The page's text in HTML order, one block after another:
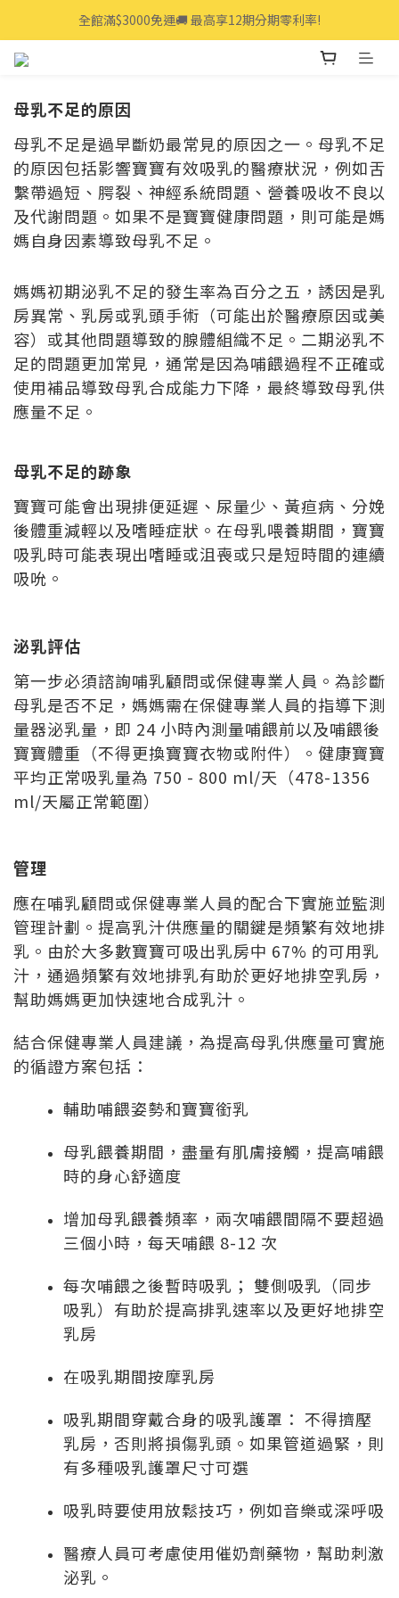
全館滿$3000免運🚚 最高享12期分期零利率!
全館滿$3000免運🚚 最高享12期分期零利率!
全館滿$3000免運🚚 最高享12期分期零利率!
母乳不足的原因
母乳不足是過早斷奶最常見的原因之一。母乳不足
的原因包括影響寶寶有效吸乳的醫療狀況，例如舌
繫帶過短、腭裂、神經系統問題、營養吸收不良以
及代謝問題。如果不是寶寶健康問題，則可能是媽
媽自身因素導致母乳不足。
媽媽初期泌乳不足的發生率為百分之五，誘因是乳
房異常、乳房或乳頭手術（可能出於醫療原因或美
容）或其他問題導致的腺體組織不足。二期泌乳不
足的問題更加常見，通常是因為哺餵過程不正確或
使用補品導致母乳合成能力下降，最終導致母乳供
應量不足。
母乳不足的跡象
寶寶可能會出現排便延遲、尿量少、黃疸病、分娩
後體重減輕以及嗜睡症狀。在母乳喂養期間，寶寶
吸乳時可能表現出嗜睡或沮喪或只是短時間的連續
吸吮。
泌乳評估
第一步必須諮詢哺乳顧問或保健專業人員。為診斷
母乳是否不足，媽媽需在保健專業人員的指導下測
量器泌乳量，即 24 小時內測量哺餵前以及哺餵後
寶寶體重（不得更換寶寶衣物或附件）。健康寶寶
平均正常吸乳量為 750 - 800 ml/天（478-1356
ml/天屬正常範圍）
管理
應在哺乳顧問或保健專業人員的配合下實施並監測
管理計劃。提高乳汁供應量的關鍵是頻繁有效地排
乳。由於大多數寶寶可吸出乳房中 67% 的可用乳
汁，通過頻繁有效地排乳有助於更好地排空乳房，
幫助媽媽更加快速地合成乳汁。
結合保健專業人員建議，為提高母乳供應量可實施
的循證方案包括：
輔助哺餵姿勢和寶寶銜乳
母乳餵養期間，盡量有肌膚接觸，提高哺餵
時的身心舒適度
增加母乳餵養頻率，兩次哺餵間隔不要超過
三個小時，每天哺餵 8-12 次
每次哺餵之後暫時吸乳； 雙側吸乳（同步
吸乳）有助於提高排乳速率以及更好地排空
乳房
在吸乳期間按摩乳房
吸乳期間穿戴合身的吸乳護罩： 不得擠壓
乳房，否則將損傷乳頭。如果管道過緊，則
有多種吸乳護罩尺寸可選
吸乳時要使用放鬆技巧，例如音樂或深呼吸
醫療人員可考慮使用催奶劑藥物，幫助刺激
泌乳。